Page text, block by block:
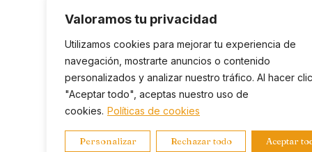
Valoramos tu privacidad
Utilizamos cookies para mejorar tu experiencia de
navegación, mostrarte anuncios o contenido
personalizados y analizar nuestro tráfico. Al hacer
"Aceptar todo", aceptas nuestro uso de
cookies. Políticas de cookies
Personalizar Rechazar todo Aceptar